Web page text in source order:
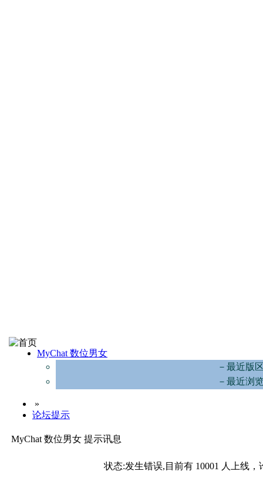
MyChat 数位男女
－最近版
－最近浏
»
论坛提示
MyChat 数位男女 提示讯息
状态:发生错误,目前有 10001 人上线